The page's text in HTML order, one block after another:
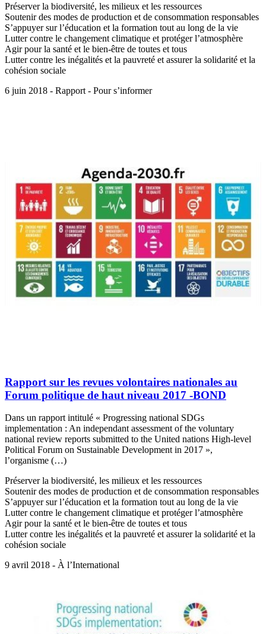
Préserver la biodiversité, les milieux et les ressources
Soutenir des modes de production et de consommation responsables
S’appuyer sur l’éducation et la formation tout au long de la vie
Lutter contre le changement climatique et protéger l’atmosphère
Agir pour la santé et le bien-être de toutes et tous
Lutter contre les inégalités et la pauvreté et assurer la solidarité et la
cohésion sociale
6 juin 2018 - Rapport - Pour s’informer
Rapport sur les revues volontaires nationales au
Forum politique de haut niveau 2017 -BOND
Dans un rapport intitulé « Progressing national SDGs
implementation : An independant assessment of the voluntary
national review reports submitted to the United nations High-level
Political Forum on Sustainable Development in 2017 »,
l’organisme (…)
Préserver la biodiversité, les milieux et les ressources
Soutenir des modes de production et de consommation responsables
S’appuyer sur l’éducation et la formation tout au long de la vie
Lutter contre le changement climatique et protéger l’atmosphère
Agir pour la santé et le bien-être de toutes et tous
Lutter contre les inégalités et la pauvreté et assurer la solidarité et la
cohésion sociale
9 avril 2018 - À l’International